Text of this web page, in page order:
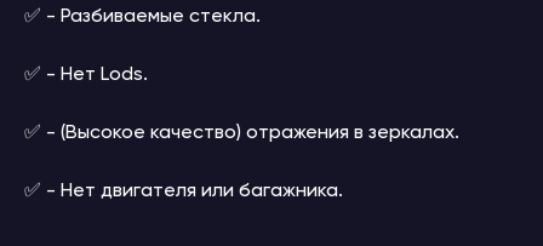
✅ - Разбиваемые стекла.
✅ - Нет Lods.
✅ - (Высокое качество) отражения в зеркалах.
✅ - Нет двигателя или багажника.